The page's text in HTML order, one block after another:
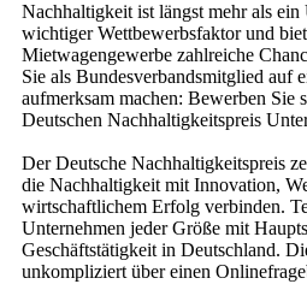
Nachhaltigkeit ist längst mehr als
wichtiger Wettbewerbsfaktor und
Mietwagengewerbe zahlreiche
Sie als Bundesverbandsmitglied auf
aufmerksam machen: Bewerben Sie
Deutschen Nachhaltigkeitspreis
Der Deutsche Nachhaltigkeitspreis
die Nachhaltigkeit mit Innovation,
wirtschaftlichem Erfolg verbinden.
Unternehmen jeder Größe mit
Geschäftstätigkeit in Deutschland.
unkompliziert über einen